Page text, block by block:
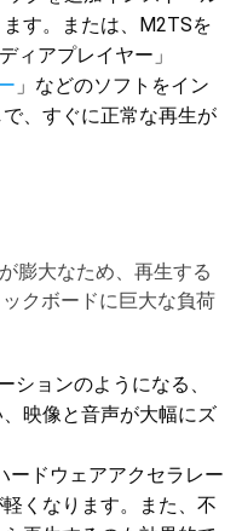
す。または、M2TSを
ィアプレイヤー」
」などのソフトをイン
、すぐに正常な再生が
膨大なため、再生する
クボードに巨大な負荷
ションのようになる、
映像と音声が大幅にズ
ードウェアアクセラレー
くなります。また、不